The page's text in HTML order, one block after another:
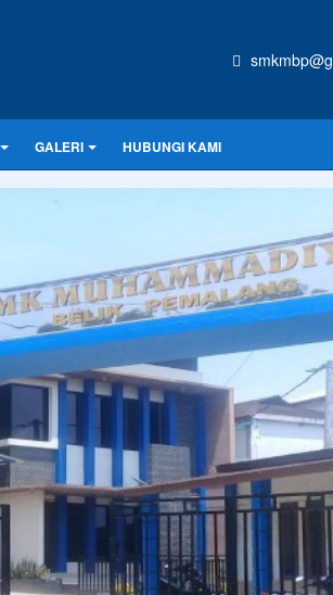
GALERI HUBUNGI KAMI
UKURAN
orang yang telah mempersiapkan
di SMK
wajib di luar sekolah
untuk
la
SMKMBP - Dilihat 369 kali